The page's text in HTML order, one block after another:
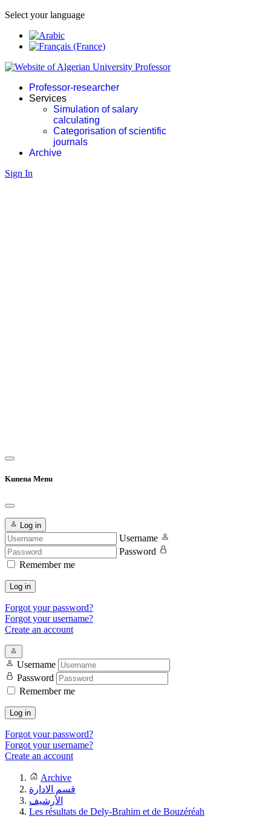
Select your language
Professor-researcher
Services
Simulation of salary
calculating
Categorisation of scientific
journals
Archive
Sign In
Kunena Menu
Log in
Username
Password
Remember me
Log in
Forgot your password?
Forgot your username?
Create an account
Username
Password
Remember me
Log in
Forgot your password?
Forgot your username?
Create an account
Archive
قسم الادارة
الأرشيف
Les résultats de Dely-Brahim et de Bouzéréah